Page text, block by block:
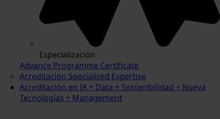
Especialización
Advance Programme Certificate
Acreditación Specialised Expertise
Acreditación en IA + Data + Sostenibilidad + Nueva
Tecnologías + Management